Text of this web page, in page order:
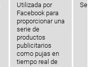
Utilizada por
Facebook para
proporcionar una
serie de
productos
publicitarios
como pujas en
tiempo real de